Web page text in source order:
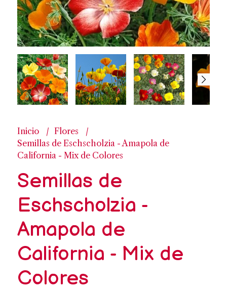
Inicio
Flores
Semillas de Eschscholzia - Amapola de
California - Mix de Colores
Semillas de
Eschscholzia -
Amapola de
California - Mix de
Colores